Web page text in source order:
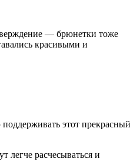
— брюнетки тоже
красивыми и
этот прекрасный
расчесываться и